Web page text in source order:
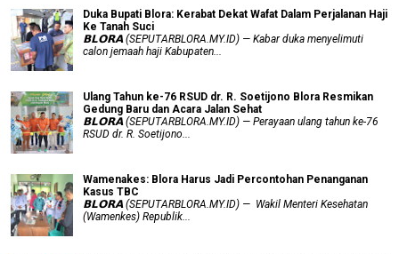
Duka Bupati Blora: Kerabat Dekat Wafat Dalam Perjalanan Haji
Ke Tanah Suci
𝗕𝗟𝗢𝗥𝗔 (SEPUTARBLORA.MY.ID) — Kabar duka menyelimuti
calon jemaah haji Kabupaten...
Ulang Tahun ke-76 RSUD dr. R. Soetijono Blora Resmikan
Gedung Baru dan Acara Jalan Sehat
𝗕𝗟𝗢𝗥𝗔 (SEPUTARBLORA.MY.ID) — Perayaan ulang tahun ke-76
RSUD dr. R. Soetijono...
Wamenakes: Blora Harus Jadi Percontohan Penanganan
Kasus TBC
𝗕𝗟𝗢𝗥𝗔 (SEPUTARBLORA.MY.ID) — Wakil Menteri Kesehatan
(Wamenkes) Republik...